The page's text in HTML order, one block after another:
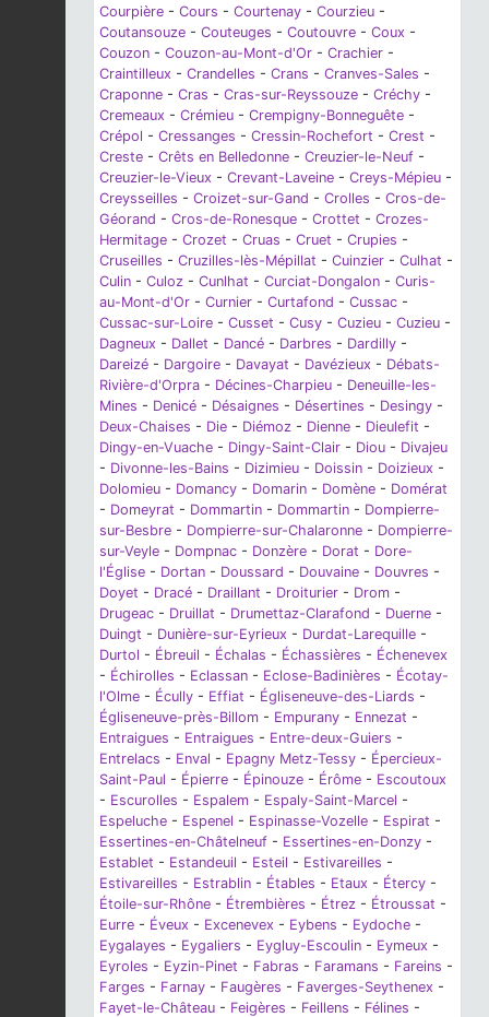
Courpière - Cours - Courtenay - Courzieu -
Coutansouze - Couteuges - Coutouvre - Coux -
Couzon - Couzon-au-Mont-d'Or - Crachier -
Craintilleux - Crandelles - Crans - Cranves-Sales -
Craponne - Cras - Cras-sur-Reyssouze - Créchy -
Cremeaux - Crémieu - Crempigny-Bonneguête -
Crépol - Cressanges - Cressin-Rochefort - Crest -
Creste - Crêts en Belledonne - Creuzier-le-Neuf -
Creuzier-le-Vieux - Crevant-Laveine - Creys-Mépieu -
Creysseilles - Croizet-sur-Gand - Crolles - Cros-de-
Géorand - Cros-de-Ronesque - Crottet - Crozes-
Hermitage - Crozet - Cruas - Cruet - Crupies -
Cruseilles - Cruzilles-lès-Mépillat - Cuinzier - Culhat -
Culin - Culoz - Cunlhat - Curciat-Dongalon - Curis-
au-Mont-d'Or - Curnier - Curtafond - Cussac -
Cussac-sur-Loire - Cusset - Cusy - Cuzieu - Cuzieu -
Dagneux - Dallet - Dancé - Darbres - Dardilly -
Dareizé - Dargoire - Davayat - Davézieux - Débats-
Rivière-d'Orpra - Décines-Charpieu - Deneuille-les-
Mines - Denicé - Désaignes - Désertines - Desingy -
Deux-Chaises - Die - Diémoz - Dienne - Dieulefit -
Dingy-en-Vuache - Dingy-Saint-Clair - Diou - Divajeu
- Divonne-les-Bains - Dizimieu - Doissin - Doizieux -
Dolomieu - Domancy - Domarin - Domène - Domérat
- Domeyrat - Dommartin - Dommartin - Dompierre-
sur-Besbre - Dompierre-sur-Chalaronne - Dompierre-
sur-Veyle - Dompnac - Donzère - Dorat - Dore-
l'Église - Dortan - Doussard - Douvaine - Douvres -
Doyet - Dracé - Draillant - Droiturier - Drom -
Drugeac - Druillat - Drumettaz-Clarafond - Duerne -
Duingt - Dunière-sur-Eyrieux - Durdat-Larequille -
Durtol - Ébreuil - Échalas - Échassières - Échenevex
- Échirolles - Eclassan - Eclose-Badinières - Écotay-
l'Olme - Écully - Effiat - Égliseneuve-des-Liards -
Égliseneuve-près-Billom - Empurany - Ennezat -
Entraigues - Entraigues - Entre-deux-Guiers -
Entrelacs - Enval - Epagny Metz-Tessy - Épercieux-
Saint-Paul - Épierre - Épinouze - Érôme - Escoutoux
- Escurolles - Espalem - Espaly-Saint-Marcel -
Espeluche - Espenel - Espinasse-Vozelle - Espirat -
Essertines-en-Châtelneuf - Essertines-en-Donzy -
Establet - Estandeuil - Esteil - Estivareilles -
Estivareilles - Estrablin - Étables - Etaux - Étercy -
Étoile-sur-Rhône - Étrembières - Étrez - Étroussat -
Eurre - Éveux - Excenevex - Eybens - Eydoche -
Eygalayes - Eygaliers - Eygluy-Escoulin - Eymeux -
Eyroles - Eyzin-Pinet - Fabras - Faramans - Fareins -
Farges - Farnay - Faugères - Faverges-Seythenex -
Fayet-le-Château - Feigères - Feillens - Félines -